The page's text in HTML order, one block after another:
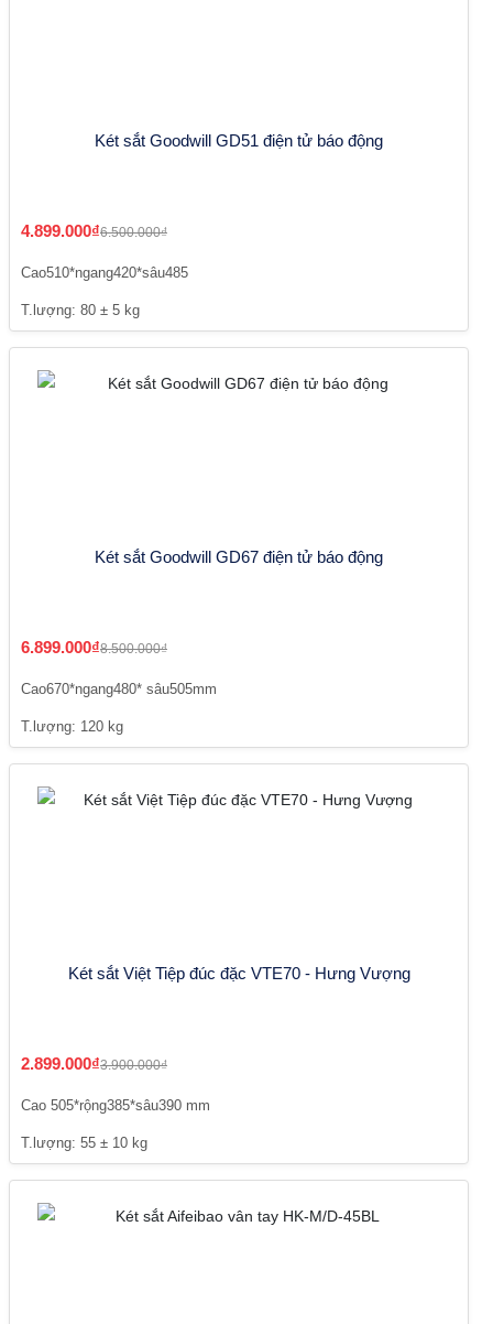
Két sắt Goodwill GD51 điện tử báo động
4.899.000₫6.500.000₫
Cao510*ngang420*sâu485
T.lượng: 80 ± 5 kg
Két sắt Goodwill GD67 điện tử báo động
6.899.000₫8.500.000₫
Cao670*ngang480* sâu505mm
T.lượng: 120 kg
Két sắt Việt Tiệp đúc đặc VTE70 - Hưng Vượng
2.899.000₫3.900.000₫
Cao 505*rộng385*sâu390 mm
T.lượng: 55 ± 10 kg